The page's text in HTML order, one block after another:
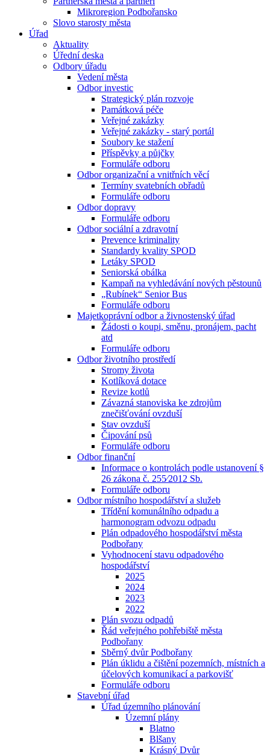
Mikroregion Podbořansko
Slovo starosty města
Úřad
Aktuality
Úřední deska
Odbory úřadu
Vedení města
Odbor investic
Strategický plán rozvoje
Památková péče
Veřejné zakázky
Veřejné zakázky - starý portál
Soubory ke stažení
Příspěvky a půjčky
Formuláře odboru
Odbor organizační a vnitřních věcí
Termíny svatebních obřadů
Formuláře odboru
Odbor dopravy
Formuláře odboru
Odbor sociální a zdravotní
Prevence kriminality
Standardy kvality SPOD
Letáky SPOD
Seniorská obálka
Kampaň na vyhledávání nových pěstounů
„Rubínek“ Senior Bus
Formuláře odboru
Majetkoprávní odbor a živnostenský úřad
Žádosti o koupi, směnu, pronájem, pacht
atd
Formuláře odboru
Odbor životního prostředí
Stromy života
Kotlíková dotace
Revize kotlů
Závazná stanoviska ke zdrojům
znečišťování ovzduší
Stav ovzduší
Čipování psů
Formuláře odboru
Odbor finanční
Informace o kontrolách podle ustanovení §
26 zákona č. 255⁄2012 Sb.
Formuláře odboru
Odbor místního hospodářství a služeb
Třídění komunálního odpadu a
harmonogram odvozu odpadu
Plán odpadového hospodářství města
Podbořany
Vyhodnocení stavu odpadového
hospodářství
2025
2024
2023
2022
Plán svozu odpadů
Řád veřejného pohřebiště města
Podbořany
Sběrný dvůr Podbořany
Plán úklidu a čištění pozemních, místních a
účelových komunikací a parkovišť
Formuláře odboru
Stavební úřad
Úřad územního plánování
Územní plány
Blatno
Blšany
Krásný Dvůr